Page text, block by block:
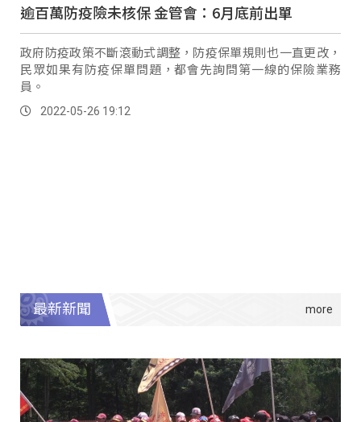
逾百萬防疫險未核保 金管會：6月底前出單
政府防疫政策不斷滾動式調整，防疫保單規則也一直更改，
民眾如果有防疫保單問題，都會先詢問第一線的保險業務
員。
2022-05-26 19:12
最新新聞